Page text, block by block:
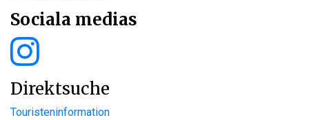
Sociala medias
Direktsuche
Touristeninformation